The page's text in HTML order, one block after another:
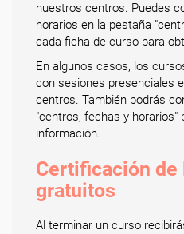
nuestros centros. Puedes
horarios en la pestaña
cada ficha de curso para
En algunos casos, los
con sesiones presenciales
centros. También podrás
"centros, fechas y horarios"
información.
Certificación de
gratuitos
Al terminar un curso